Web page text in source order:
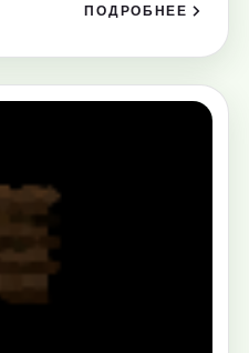
ПОДРОБНЕЕ